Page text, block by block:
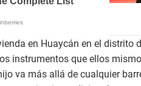
en Huaycán en el distrito
instrumentos que ellos
va más allá de cualquier